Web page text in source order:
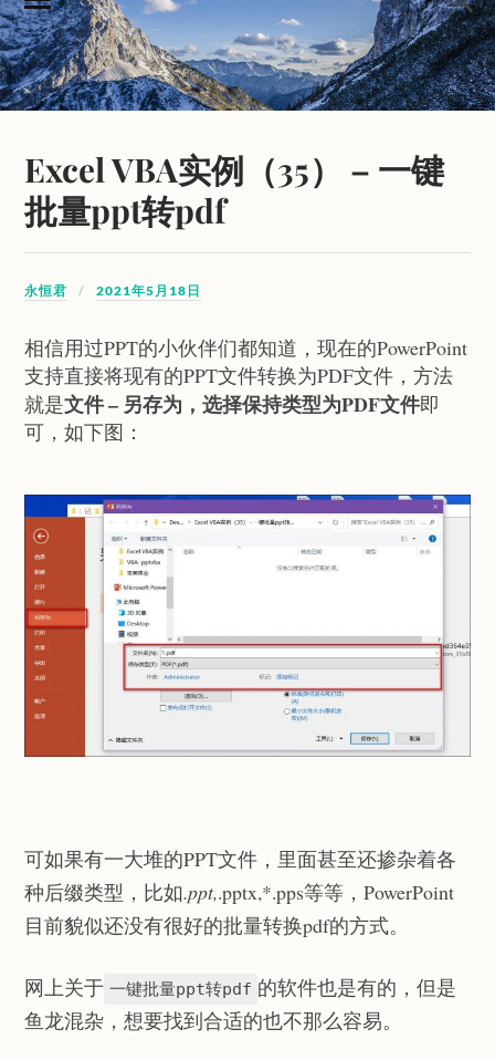
Excel VBA实例（35） – 一键
批量ppt转pdf
永恒君 2021年5月18日
相信用过PPT的小伙伴们都知道，现在的PowerPoint
支持直接将现有的PPT文件转换为PDF文件，方法
就是文件 – 另存为，选择保持类型为PDF文件即
可，如下图：
可如果有一大堆的PPT文件，里面甚至还掺杂着各
种后缀类型，比如.ppt,.pptx,*.pps等等，PowerPoint
目前貌似还没有很好的批量转换pdf的方式。
网上关于 一键批量ppt转pdf 的软件也是有的，但是
鱼龙混杂，想要找到合适的也不那么容易。